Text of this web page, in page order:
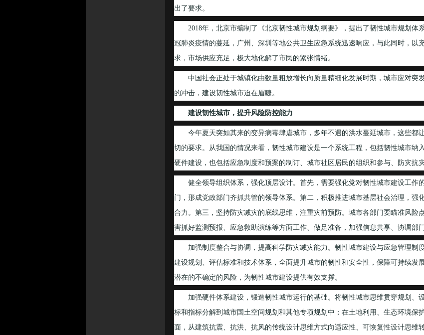
出了要求。
2018年，北京市编制了《北京韧性城市规划纲要》，提出了韧性城市规划体
冠肺炎疫情的蔓延，广州、深圳等地公共卫生应急系统迅速响应，与此同时，以
求，市场供应充足，极大地化解了市民的紧张情绪。
中国社会正处于城镇化由数量粗放增长向质量精细化发展时期，城市应对突
的冲击，建设韧性城市迫在眉睫。
建设韧性城市，提升风险防控能力
今年夏天突如其来的变异病毒肆虐城市，多年不遇的洪水蔓延城市，这些都
切的要求。从我国的情况来看，韧性城市建设是一个系统工程，包括韧性城市纳
硬件建设，也包括应急制度和预案的制订、城市社区居民的组织和参与、防灾抗
健全领导组织体系，强化顶层设计。首先，需要强化党对韧性城市建设工作
门，形成党政部门齐抓共管的领导体系。第二，积极推进城市基层社会治理，强
合力。第三，坚持防灾减灾的底线思维，注重灾前预防。城市各部门要瞄准风险
害抓好监测预报、应急救助演练等方面工作、做足准备，加强信息共享、协调部
加强制度整合与协调，提高科学防灾减灾能力。韧性城市建设与应急管理制
建设规划、评估标准和技术体系，全面提升城市的韧性和安全性，保障可持续发
潜在的不确定的风险，为韧性城市建设提供有效支撑。
加强硬件体系建设，锻造韧性城市运行的基础。将韧性城市思维贯穿规划、
标和指标分解到城市国土空间规划和其他专项规划中；在土地利用、生态环境保
面，从建筑抗震、抗洪、抗风的传统设计思维方式向适应性、可恢复性设计思维